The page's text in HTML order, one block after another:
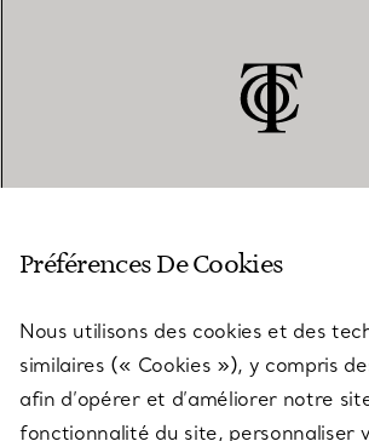
SERVICES
Préférences De Cookies
Nous utilisons des cookies et des
similaires (« Cookies »), y compris
afin d’opérer et d’améliorer notre
fonctionnalité du site, personnaliser